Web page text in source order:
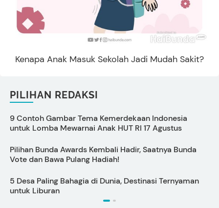
Kenapa Anak Masuk Sekolah Jadi Mudah Sakit?
PILIHAN REDAKSI
9 Contoh Gambar Tema Kemerdekaan Indonesia
untuk Lomba Mewarnai Anak HUT RI 17 Agustus
Pilihan Bunda Awards Kembali Hadir, Saatnya Bunda
Vote dan Bawa Pulang Hadiah!
5 Desa Paling Bahagia di Dunia, Destinasi Ternyaman
untuk Liburan